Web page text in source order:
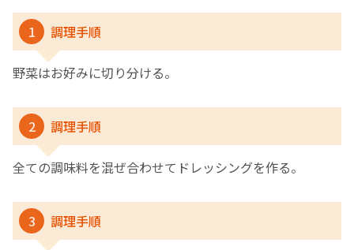
1 調理手順
野菜はお好みに切り分ける。
2 調理手順
全ての調味料を混ぜ合わせてドレッシングを作る。
3 調理手順